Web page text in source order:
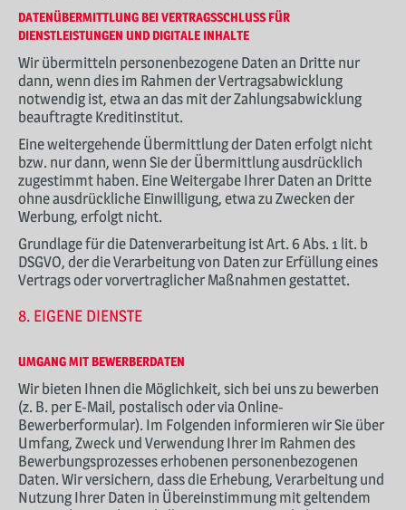
DATEN­ÜBERMITTLUNG BEI VERTRAGSSCHLUSS FÜR
DIENSTLEISTUNGEN UND DIGITALE INHALTE
Wir übermitteln personenbezogene Daten an Dritte nur
dann, wenn dies im Rahmen der Vertragsabwicklung
notwendig ist, etwa an das mit der Zahlungsabwicklung
beauftragte Kreditinstitut.
Eine weitergehende Übermittlung der Daten erfolgt nicht
bzw. nur dann, wenn Sie der Übermittlung ausdrücklich
zugestimmt haben. Eine Weitergabe Ihrer Daten an Dritte
ohne ausdrückliche Einwilligung, etwa zu Zwecken der
Werbung, erfolgt nicht.
Grundlage für die Datenverarbeitung ist Art. 6 Abs. 1 lit. b
DSGVO, der die Verarbeitung von Daten zur Erfüllung eines
Vertrags oder vorvertraglicher Maßnahmen gestattet.
8. EIGENE DIENSTE
UMGANG MIT BEWERBERDATEN
Wir bieten Ihnen die Möglichkeit, sich bei uns zu bewerben
(z. B. per E-Mail, postalisch oder via Online-
Bewerberformular). Im Folgenden informieren wir Sie über
Umfang, Zweck und Verwendung Ihrer im Rahmen des
Bewerbungsprozesses erhobenen personenbezogenen
Daten. Wir versichern, dass die Erhebung, Verarbeitung und
Nutzung Ihrer Daten in Übereinstimmung mit geltendem